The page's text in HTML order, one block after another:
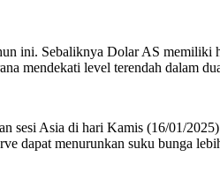
ini. Sebaliknya Dolar AS memiliki
mendekati level terendah dalam
sesi Asia di hari Kamis (16/01/
dapat menurunkan suku bunga